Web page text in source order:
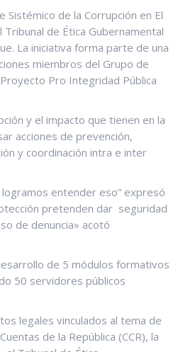
de la Corrupción en El
de Ética Gubernamental
La iniciativa forma parte de una
miembros del Grupo de
Pro Integridad Pública
y el impacto que tienen en la
acciones de prevención,
y coordinación intra e inter
entender eso” expresó
pretenden dar seguridad
de denuncia» acotó
de 5 módulos formativos
50 servidores públicos
legales vinculados al tema de
de la República (CCR), la